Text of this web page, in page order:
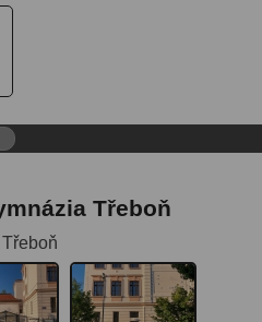
Třeboň